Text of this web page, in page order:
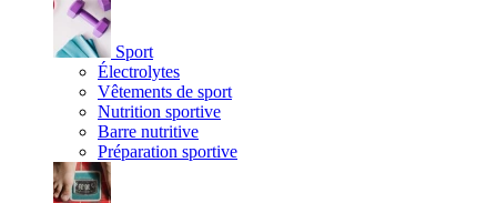
Sport
Électrolytes
Vêtements de sport
Nutrition sportive
Barre nutritive
Préparation sportive